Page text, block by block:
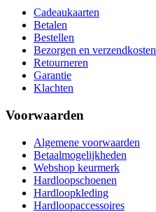
Cadeaukaarten
Betalen
Bestellen
Bezorgen en verzendkosten
Retourneren
Garantie
Klachten
Voorwaarden
Algemene voorwaarden
Betaalmogelijkheden
Webshop keurmerk
Hardloopschoenen
Hardloopkleding
Hardloopaccessoires